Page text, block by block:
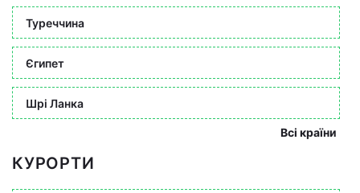
Туреччина
Єгипет
Шрі Ланка
Всі країни
КУРОРТИ